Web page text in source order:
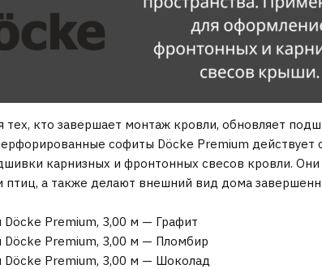
кто завершает монтаж кровли, обновляет
софиты Döcke Premium действует
карнизных и фронтонных свесов кровли.
птиц, а также делают внешний вид дома
Premium, 3,00 м — Графит
Premium, 3,00 м — Пломбир
Premium, 3,00 м — Шоколад